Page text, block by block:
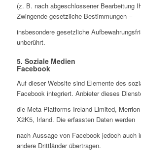
(z. B. nach abgeschlossener Bearbeitung
Zwingende gesetzliche Bestimmungen –
insbesondere gesetzliche
unberührt.
5. Soziale Medien
Facebook
Auf dieser Website sind Elemente des
Facebook integriert. Anbieter dieses
die Meta Platforms Ireland Limited,
X2K5, Irland. Die erfassten Daten werden
nach Aussage von Facebook jedoch auch
andere Drittländer übertragen.